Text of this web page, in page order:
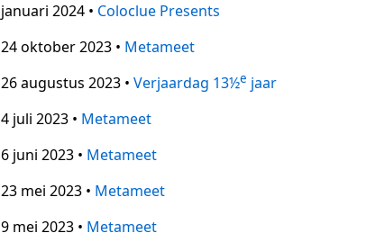
januari 2024 • Coloclue Presents
24 oktober 2023 • Metameet
26 augustus 2023 • Verjaardag 13½e jaar
4 juli 2023 • Metameet
6 juni 2023 • Metameet
23 mei 2023 • Metameet
9 mei 2023 • Metameet